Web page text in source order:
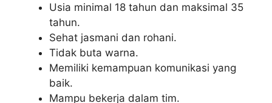
Usia minimal 18 tahun dan maksimal 35
tahun.
Sehat jasmani dan rohani.
Tidak buta warna.
Memiliki kemampuan komunikasi yang
baik.
Mampu bekerja dalam tim.